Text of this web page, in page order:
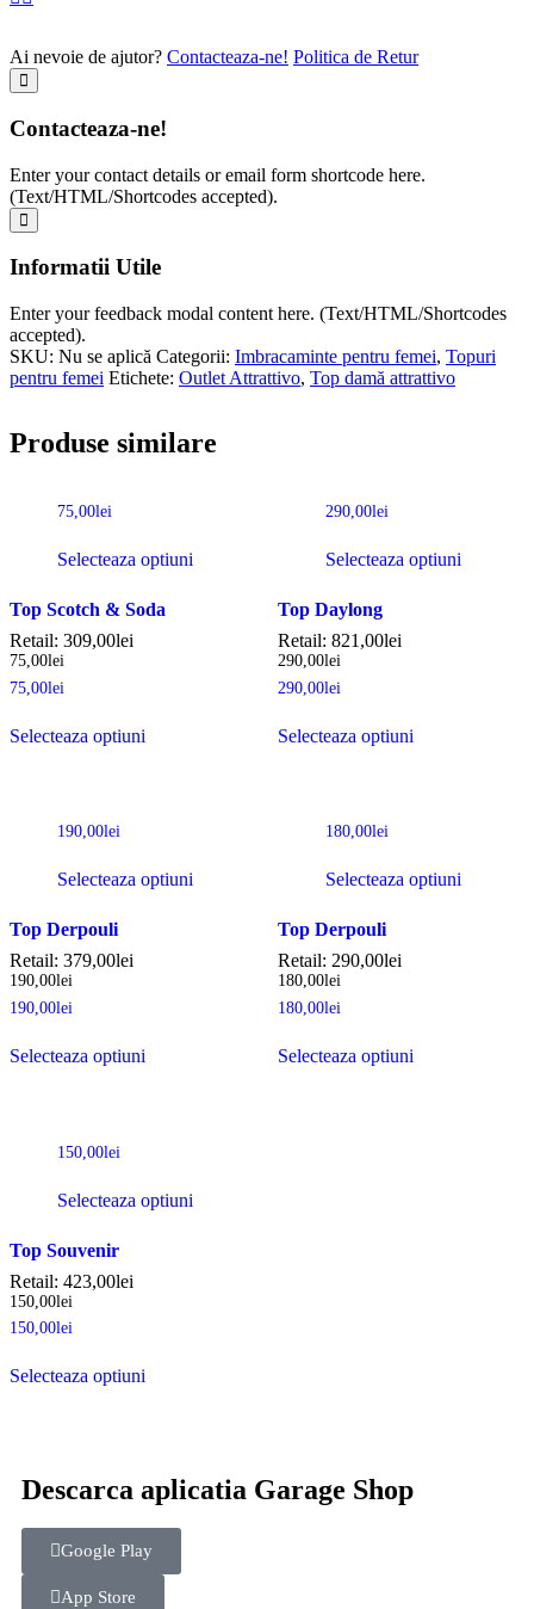
Ai nevoie de ajutor? Contacteaza-ne! Politica de Retur
Contacteaza-ne!
Enter your contact details or email form shortcode here.
(Text/HTML/Shortcodes accepted).
Informatii Utile
Enter your feedback modal content here. (Text/HTML/Shortcodes
accepted).
SKU: Nu se aplică Categorii: Imbracaminte pentru femei, Topuri
pentru femei Etichete: Outlet Attrattivo, Top damă attrattivo
Produse similare
75,00lei
Selecteaza optiuni
Top Scotch & Soda
Retail: 309,00lei
75,00lei
75,00lei
Selecteaza optiuni
290,00lei
Selecteaza optiuni
Top Daylong
Retail: 821,00lei
290,00lei
290,00lei
Selecteaza optiuni
190,00lei
Selecteaza optiuni
Top Derpouli
Retail: 379,00lei
190,00lei
190,00lei
Selecteaza optiuni
180,00lei
Selecteaza optiuni
Top Derpouli
Retail: 290,00lei
180,00lei
180,00lei
Selecteaza optiuni
150,00lei
Selecteaza optiuni
Top Souvenir
Retail: 423,00lei
150,00lei
150,00lei
Selecteaza optiuni
Descarca aplicatia Garage Shop
Google Play
App Store